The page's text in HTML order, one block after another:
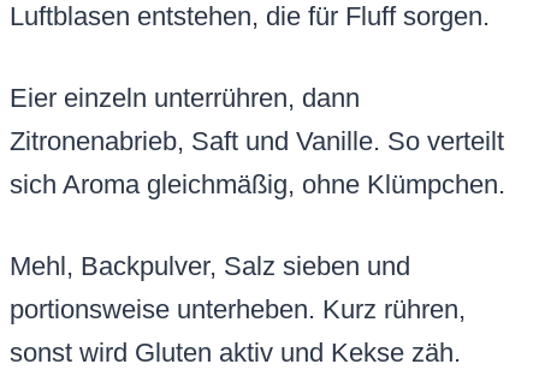
Luftblasen entstehen, die für Fluff sorgen.
Eier einzeln unterrühren, dann
Zitronenabrieb, Saft und Vanille. So verteilt
sich Aroma gleichmäßig, ohne Klümpchen.
Mehl, Backpulver, Salz sieben und
portionsweise unterheben. Kurz rühren,
sonst wird Gluten aktiv und Kekse zäh.